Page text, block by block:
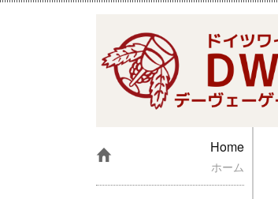
Home
ホーム